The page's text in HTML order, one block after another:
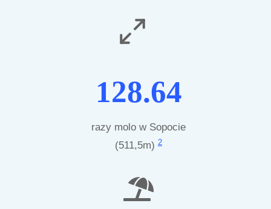
128.64
razy molo w Sopocie
(511,5m) 2